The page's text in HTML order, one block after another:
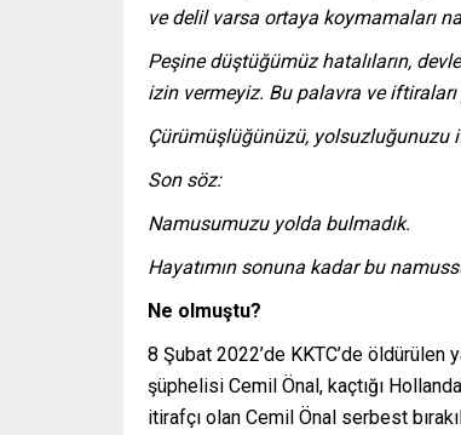
ve delil varsa ortaya koymamaları
Peşine düştüğümüz hatalıların,
izin vermeyiz. Bu palavra ve
Çürümüşlüğünüzü, yolsuzluğunuzu
Son söz:
Namusumuzu yolda bulmadık.
Hayatımın sonuna kadar bu
Ne olmuştu?
8 Şubat 2022’de KKTC’de öldürülen
şüphelisi Cemil Önal, kaçtığı
itirafçı olan Cemil Önal serbest